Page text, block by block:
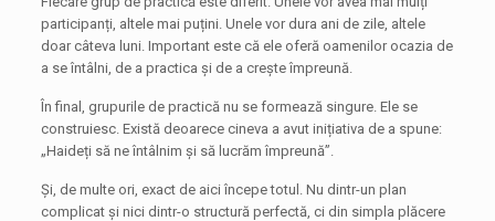
participanți, altele mai puțini. Unele vor dura ani de zile, altele
doar câteva luni. Important este că ele oferă oamenilor ocazia de
a se întâlni, de a practica și de a crește împreună.
În final, grupurile de practică nu se formează singure. Ele se
construiesc. Există deoarece cineva a avut inițiativa de a spune:
„Haideți să ne întâlnim și să lucrăm împreună”.
Și, de multe ori, exact de aici începe totul. Nu dintr-un plan
complicat și nici dintr-o structură perfectă, ci din simpla plăcere